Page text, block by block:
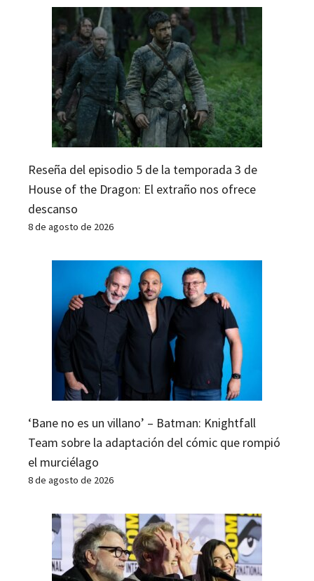
Reseña del episodio 5 de la temporada 3 de
House of the Dragon: El extraño nos ofrece
descanso
8 de agosto de 2026
‘Bane no es un villano’ – Batman: Knightfall
Team sobre la adaptación del cómic que rompió
el murciélago
8 de agosto de 2026